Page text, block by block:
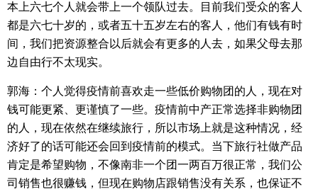
本上六七个人就会带上一个领队过去。目前我们受众的客人
都是六七十岁的，或者五十五岁左右的客人，他们有钱有时
间，我们把资源整合以后就会有更多的人去，如果父母去那
边自由行不太现实。
郭海：个人觉得疫情前喜欢走一些低价购物团的人，现在对
钱可能更紧、更谨慎了一些。疫情前中产正常选择非购物团
的人，现在依然在继续旅行，所以市场上就是这种情况，经
济好了的话可能还会回到疫情前的模式。当下旅行社做产品
肯定是希望购物，不像南非一个团一两百万很正常，我们公
司销售也很赚钱，但现在购物店跟销售没有关系，也保证不